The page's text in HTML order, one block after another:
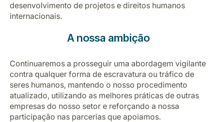
desenvolvimento de projetos e direitos humanos
internacionais.
A nossa ambição
Continuaremos a prosseguir uma abordagem vigilante
contra qualquer forma de escravatura ou tráfico de
seres humanos, mantendo o nosso procedimento
atualizado, utilizando as melhores práticas de outras
empresas do nosso setor e reforçando a nossa
participação nas parcerias que apoiamos.